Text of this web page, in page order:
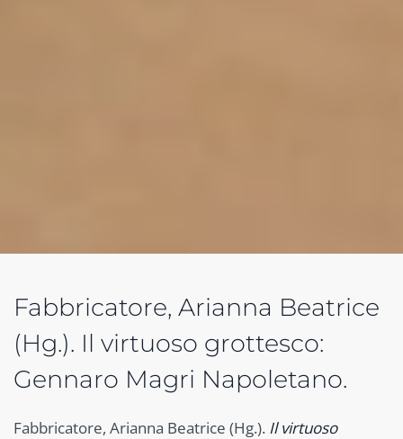
Fabbricatore, Arianna Beatrice
(Hg.). Il virtuoso grottesco:
Gennaro Magri Napoletano.
Fabbricatore, Arianna Beatrice (Hg.). Il virtuoso